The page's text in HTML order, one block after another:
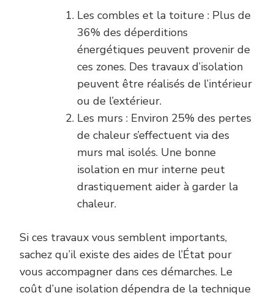
Les combles et la toiture : Plus de
36% des déperditions
énergétiques peuvent provenir de
ces zones. Des travaux d’isolation
peuvent être réalisés de l’intérieur
ou de l’extérieur.
Les murs : Environ 25% des pertes
de chaleur s’effectuent via des
murs mal isolés. Une bonne
isolation en mur interne peut
drastiquement aider à garder la
chaleur.
Si ces travaux vous semblent importants,
sachez qu’il existe des aides de l’État pour
vous accompagner dans ces démarches. Le
coût d’une isolation dépendra de la technique